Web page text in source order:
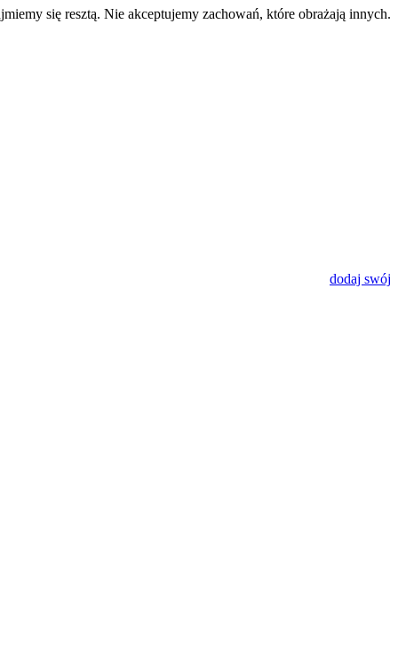
się resztą. Nie akceptujemy zachowań, które obrażają innych.
dodaj swój